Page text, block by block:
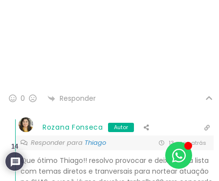
0 Responder
Rozana Fonseca Autor
Responder para Thiago 13 anos atrás
Que ótimo Thiago!! resolvo provocar e deixar uma lista
com temas diretos e tranversais para nortear atuação
14